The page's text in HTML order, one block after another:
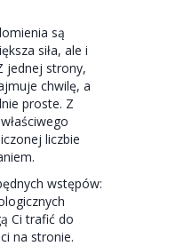
są
siła, ale i
jednej strony,
chwilę, a
proste. Z
liczbie
wstępów:
Ci trafić do
na stronie.